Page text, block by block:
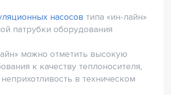
насосов типа «ин-лайн»
патрубки оборудования
можно отметить высокую
к качеству теплоносителя,
в техническом